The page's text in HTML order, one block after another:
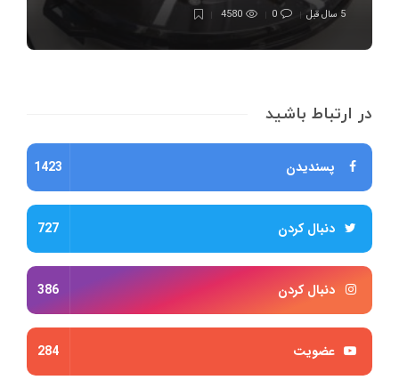
5 سال قبل 0
4580
در ارتباط باشید
پسندیدن 1423
دنبال کردن 727
دنبال کردن 386
عضویت 284